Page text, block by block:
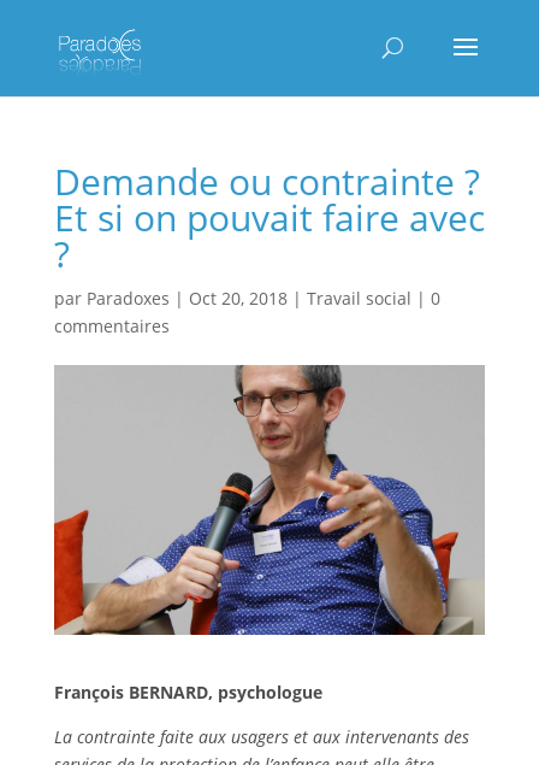
Demande ou contrainte ?
Et si on pouvait faire avec
?
par Paradoxes | Oct 20, 2018| Travail social | 0
commentaires
François BERNARD, psychologue
La contrainte faite aux usagers et aux intervenants des